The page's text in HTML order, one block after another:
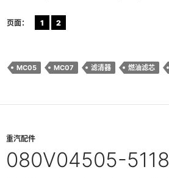
页面： 1 2
MC05 MC07 滤清器 燃油滤芯
重汽配件
080V04505-5118